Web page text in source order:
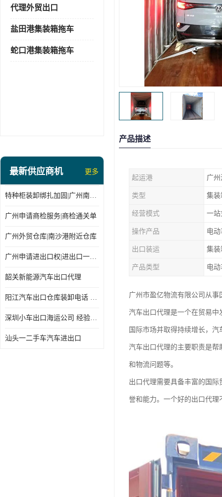
代理外贸出口
盐田港集装箱拖车
蛇口港集装箱拖车
最新供应商机 更多
特种柜装卸绑扎加固|广州南沙仓库装卸
广州申请商检服务|商检通关单
广州外贸仓库|南沙港附近仓库
广州申请进出口权|进出口一站式
韶关新能源汽车出口代理
阳江汽车出口仓库装卸电话 经验丰富
深圳小车出口海运公司 经验丰富
汕头一二手车汽车进出口
产品描述
起运港 广
类型 集装
经营模式 一站
操作产品 电
出口装运 集装
产品类型 电
广州市盈亿物流有限公司从
汽车出口代理是一个在贸易
国际市场并取得持续增长，
汽车出口代理的主要职责是
和物流问题等。
出口代理需要具备丰富的国
誉和能力。一个好的出口代